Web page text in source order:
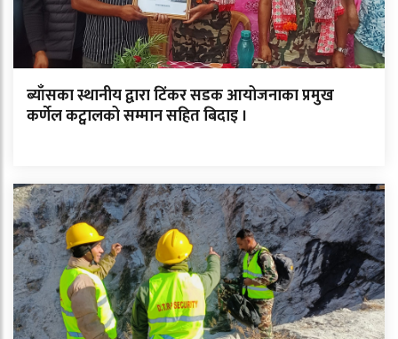
ब्याँसका स्थानीय द्वारा टिंकर सडक आयोजनाका प्रमुख
कर्णेल कट्वालको सम्मान सहित बिदाइ ।